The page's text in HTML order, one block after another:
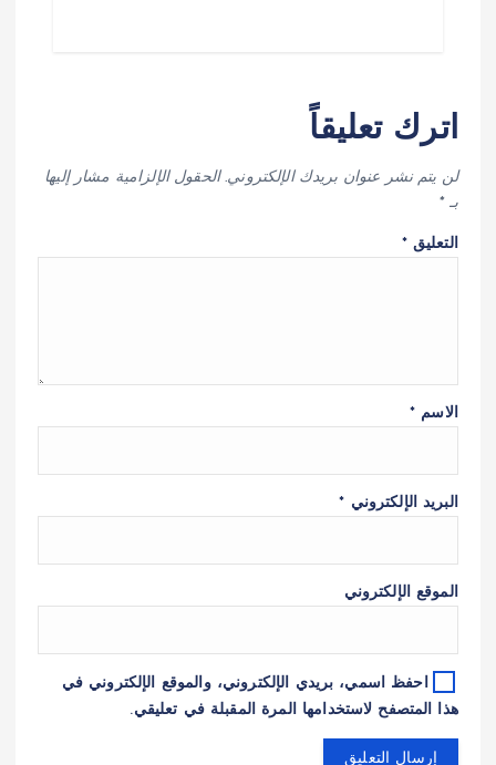
اترك تعليقاً
لن يتم نشر عنوان بريدك الإلكتروني. الحقول الإلزامية مشار إليها
بـ*
التعليق*
الاسم *
البريد الإلكتروني *
الموقع الإلكتروني
احفظ اسمي، بريدي الإلكتروني، والموقع الإلكتروني في
هذا المتصفح لاستخدامها المرة المقبلة في تعليقي.